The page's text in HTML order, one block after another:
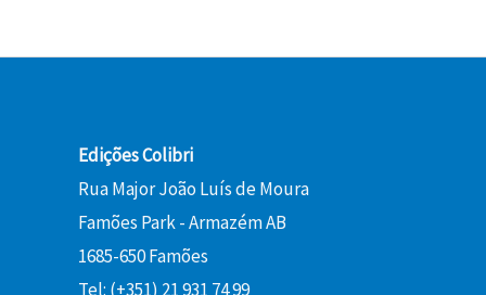
Edições Colibri
Rua Major João Luís de Moura
Famões Park - Armazém AB
1685-650 Famões
Tel: (+351) 21 931 74 99